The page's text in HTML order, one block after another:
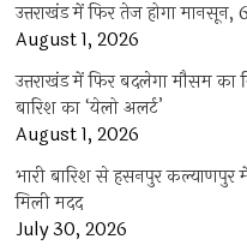
उत्तराखंड में फिर तेज होगा मानसून,
August 1, 2026
उत्तराखंड में फिर बदलेगा मौसम का
बारिश का ‘येलो अलर्ट’
August 1, 2026
भारी बारिश से हसनपुर कल्याणपुर
मिली मदद
July 30, 2026